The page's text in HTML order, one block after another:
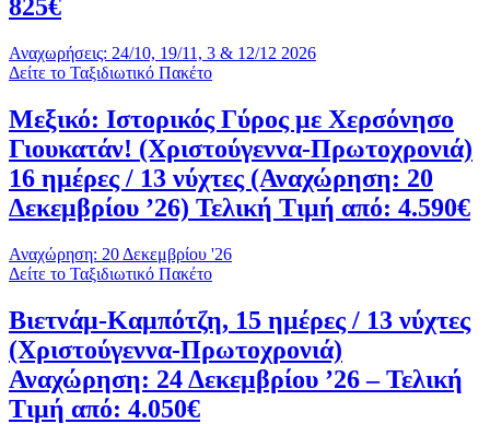
825€
Αναχωρήσεις: 24/10, 19/11, 3 & 12/12 2026
Δείτε το Ταξιδιωτικό Πακέτο
Μεξικό: Ιστορικός Γύρος με Χερσόνησο
Γιουκατάν! (Χριστούγεννα-Πρωτοχρονιά)
16 ημέρες / 13 νύχτες (Αναχώρηση: 20
Δεκεμβρίου ’26) Τελική Τιμή από: 4.590€
Αναχώρηση: 20 Δεκεμβρίου '26
Δείτε το Ταξιδιωτικό Πακέτο
Βιετνάμ-Καμπότζη, 15 ημέρες / 13 νύχτες
(Χριστούγεννα-Πρωτοχρονιά)
Αναχώρηση: 24 Δεκεμβρίου ’26 – Τελική
Τιμή από: 4.050€